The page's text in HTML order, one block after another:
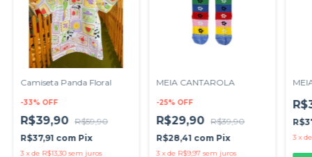
Camiseta Panda Floral
-33% OFF
R$39,90 R$59,90
R$37,91 com Pix
3 xde R$13,30 sem juros
MEIA CANTAROLA
-25% OFF
R$29,90 R$39,90
R$28,41 com Pix
3 xde R$9,97 sem juros
3 x